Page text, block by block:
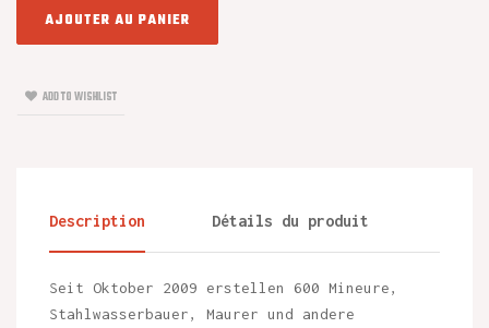
AJOUTER AU PANIER
ADD TO WISHLIST
Description Détails du produit
Seit Oktober 2009 erstellen 600 Mineure,
Stahlwasserbauer, Maurer und andere